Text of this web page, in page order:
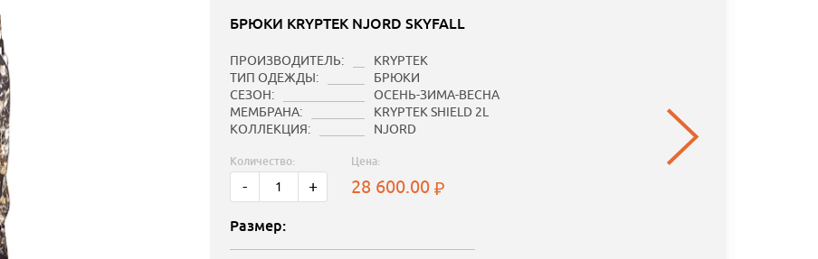
БРЮКИ KRYPTEK NJORD SKYFALL
ПРОИЗВОДИТЕЛЬ:
KRYPTEK
ТИП ОДЕЖДЫ:
БРЮКИ
СЕЗОН:
ОСЕНЬ-ЗИМА-ВЕСНА
МЕМБРАНА:
KRYPTEK SHIELD 2L
КОЛЛЕКЦИЯ:
NJORD
Количество:
- +
Цена:
28 600.00
Размер: